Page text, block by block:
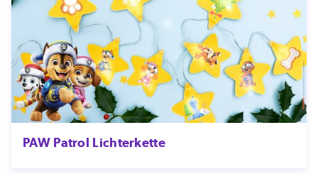
PAW Patrol Lichterkette